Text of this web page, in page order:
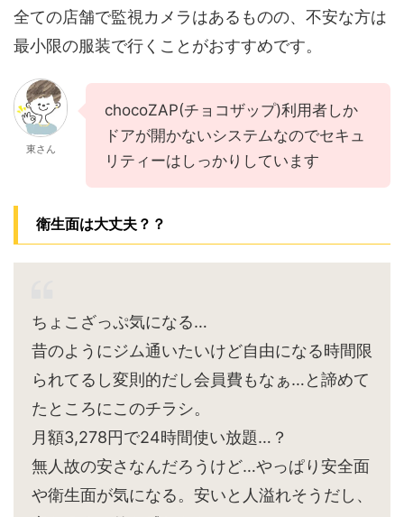
全ての店舗で監視カメラはあるものの、不安な方は
最小限の服装で行くことがおすすめです。
東さん
chocoZAP(チョコザップ)利用者しか
ドアが開かないシステムなのでセキュ
リティーはしっかりしています
衛生面は大丈夫？？
ちょこざっぷ気になる…
昔のようにジム通いたいけど自由になる時間限
られてるし変則的だし会員費もなぁ…と諦めて
たところにこのチラシ。
月額3,278円で24時間使い放題…？
無人故の安さなんだろうけど…やっぱり安全面
や衛生面が気になる。安いと人溢れそうだし、